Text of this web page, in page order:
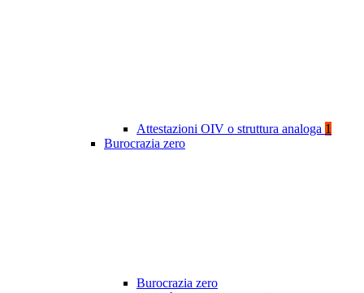
Attestazioni OIV o struttura analoga 1
Burocrazia zero
Burocrazia zero